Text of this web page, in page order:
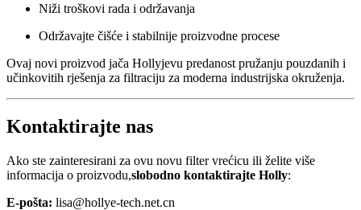
Niži troškovi rada i održavanja
Održavajte čišće i stabilnije proizvodne procese
Ovaj novi proizvod jača Hollyjevu predanost pružanju pouzdanih i
učinkovitih rješenja za filtraciju za moderna industrijska okruženja.
Kontaktirajte nas
Ako ste zainteresirani za ovu novu filter vrećicu ili želite više
informacija o proizvodu,slobodno kontaktirajte Holly:
E-pošta: lisa@hollye-tech.net.cn